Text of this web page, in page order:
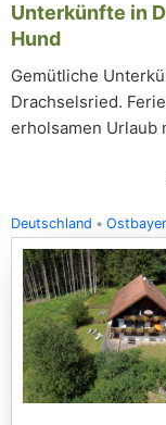
Unterkünfte in
Hund
Gemütliche
Drachselsried.
erholsamen Urlaub
Deutschland